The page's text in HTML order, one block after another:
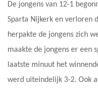
De jongens van 12-1
Sparta Nijkerk en verloren
herpakte de jongens zich
maakte de jongens er een
laatste minuut het
werd uiteindelijk 3-2. Ook